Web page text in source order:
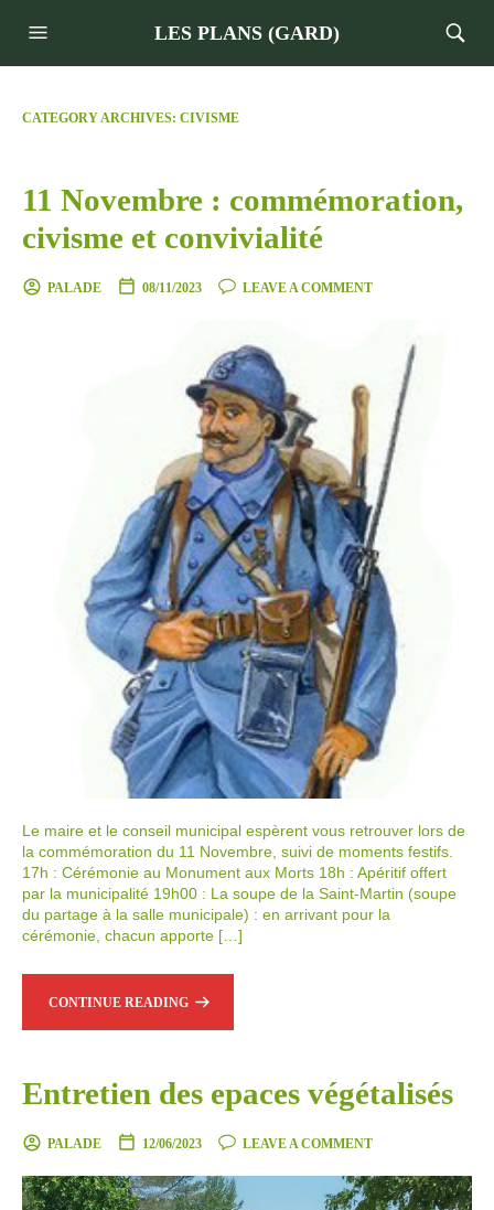
LES PLANS (GARD)
CATEGORY ARCHIVES: CIVISME
11 Novembre : commémoration,
civisme et convivialité
PALADE 08/11/2023 LEAVE A COMMENT
Le maire et le conseil municipal espèrent vous retrouver lors de
la commémoration du 11 Novembre, suivi de moments festifs.
17h : Cérémonie au Monument aux Morts 18h : Apéritif offert
par la municipalité 19h00 : La soupe de la Saint-Martin (soupe
du partage à la salle municipale) : en arrivant pour la
cérémonie, chacun apporte […]
CONTINUE READING
Entretien des epaces végétalisés
PALADE 12/06/2023 LEAVE A COMMENT